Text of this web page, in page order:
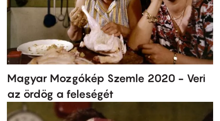
Magyar Mozgókép Szemle 2020 - Veri
az ördög a feleségét